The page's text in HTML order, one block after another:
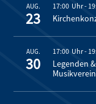
AUG.
23
17:00 -
AUG.
30
17:00 -
Legenden